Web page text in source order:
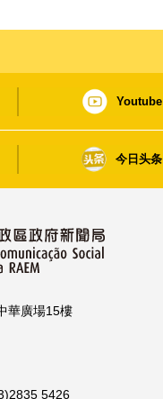
Youtube
今日头条
華廣場15樓
5426